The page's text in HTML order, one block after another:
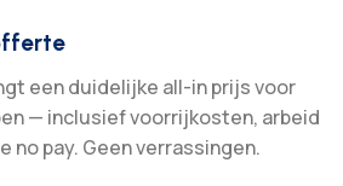
een duidelijke all-in prijs voor
— inclusief voorrijkosten, arbeid
no pay. Geen verrassingen.